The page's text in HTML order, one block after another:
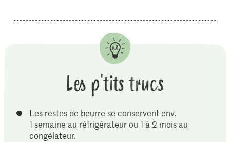
Les p'tits trucs
Les restes de beurre se conservent env.
1 semaine au réfrigérateur ou 1 à 2 mois au
congélateur.